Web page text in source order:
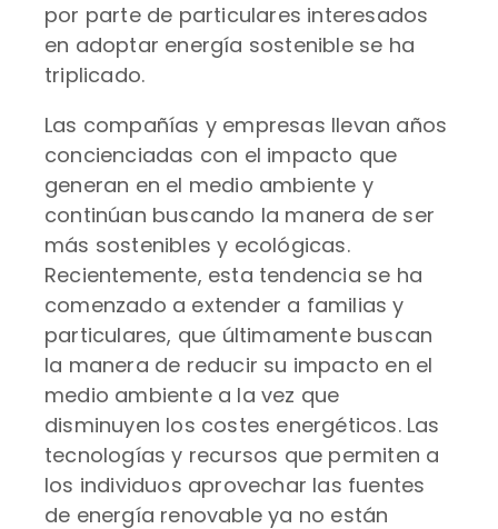
por parte de particulares interesados
en adoptar energía sostenible se ha
triplicado.
Las compañías y empresas llevan años
concienciadas con el impacto que
generan en el medio ambiente y
continúan buscando la manera de ser
más sostenibles y ecológicas.
Recientemente, esta tendencia se ha
comenzado a extender a familias y
particulares, que últimamente buscan
la manera de reducir su impacto en el
medio ambiente a la vez que
disminuyen los costes energéticos. Las
tecnologías y recursos que permiten a
los individuos aprovechar las fuentes
de energía renovable ya no están